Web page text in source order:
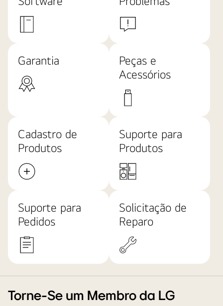
Garantia
Peças e
Acessórios
Cadastro de
Produtos
Suporte para
Produtos
Suporte para
Pedidos
Solicitação de
Reparo
Torne-Se um Membro da LG